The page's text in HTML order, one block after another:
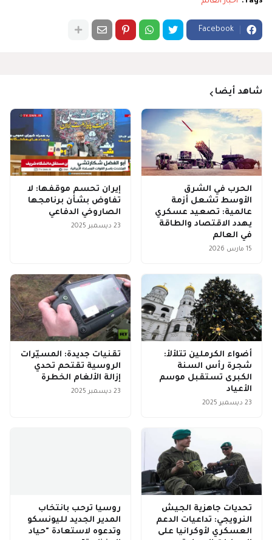
Facebook
شاهد أيضا
الحرب في الشرق
الأوسط تشعل أزمة
عالمية: تصعيد عسكري
يهدد الاقتصاد والطاقة
في العالم
15 مارس 2026
إيران تحسم موقفها: لا
تفاوض بشأن برنامجها
الصاروخي الدفاعي
23 ديسمبر 2025
أضواء الكرملين تتلألأ:
شجرة رأس السنة
الكبرى تستقبل موسم
الأعياد
23 ديسمبر 2025
تقنيات جديدة: المسيّرات
الروسية تقتحم تحدي
إزالة الألغام الخطرة
23 ديسمبر 2025
تحديات جاهزية الجيش
النرويجي: تداعيات الدعم
العسكري لأوكرانيا على
روسيا ترحب بانتخاب
المدير الجديد لليونسكو
وتدعوه لاستعادة "حياد